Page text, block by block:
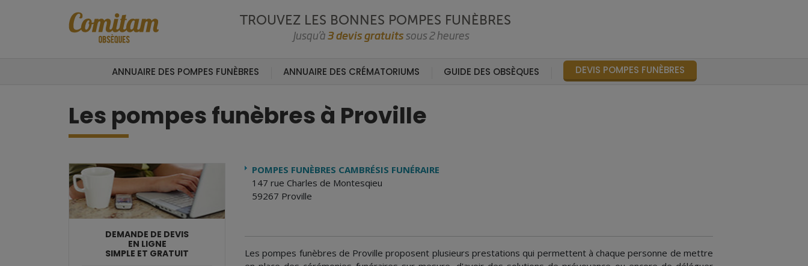
TROUVEZ LES BONNES POMPES FUNÈBRES
Jusqu’à3 devis gratuitssous 2 heures
ANNUAIRE DES POMPES FUNÈBRES ANNUAIRE DES CRÉMATORIUMS GUIDE DES OBSÈQUES DEVIS POMPES FUNÈBRES
Les pompes funèbres à Proville
Les pompes funèbres de Proville proposent plusieurs prestations qui permettent à chaque personne de mettre
POMPES FUNÈBRES CAMBRÉSIS FUNÉRAIRE
147 rue Charles de Montesqieu
59267 Proville
DEMANDE DE DEVIS
EN LIGNE
SIMPLE ET GRATUIT